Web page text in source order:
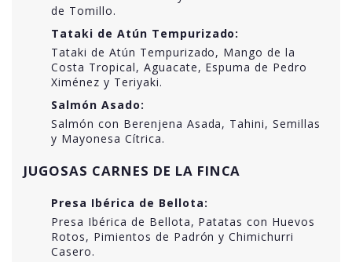
de Tomillo.
Tataki de Atún Tempurizado:
Tataki de Atún Tempurizado, Mango de la
Costa Tropical, Aguacate, Espuma de Pedro
Ximénez y Teriyaki.
Salmón Asado:
Salmón con Berenjena Asada, Tahini, Semillas
y Mayonesa Cítrica.
JUGOSAS CARNES DE LA FINCA
Presa Ibérica de Bellota:
Presa Ibérica de Bellota, Patatas con Huevos
Rotos, Pimientos de Padrón y Chimichurri
Casero.